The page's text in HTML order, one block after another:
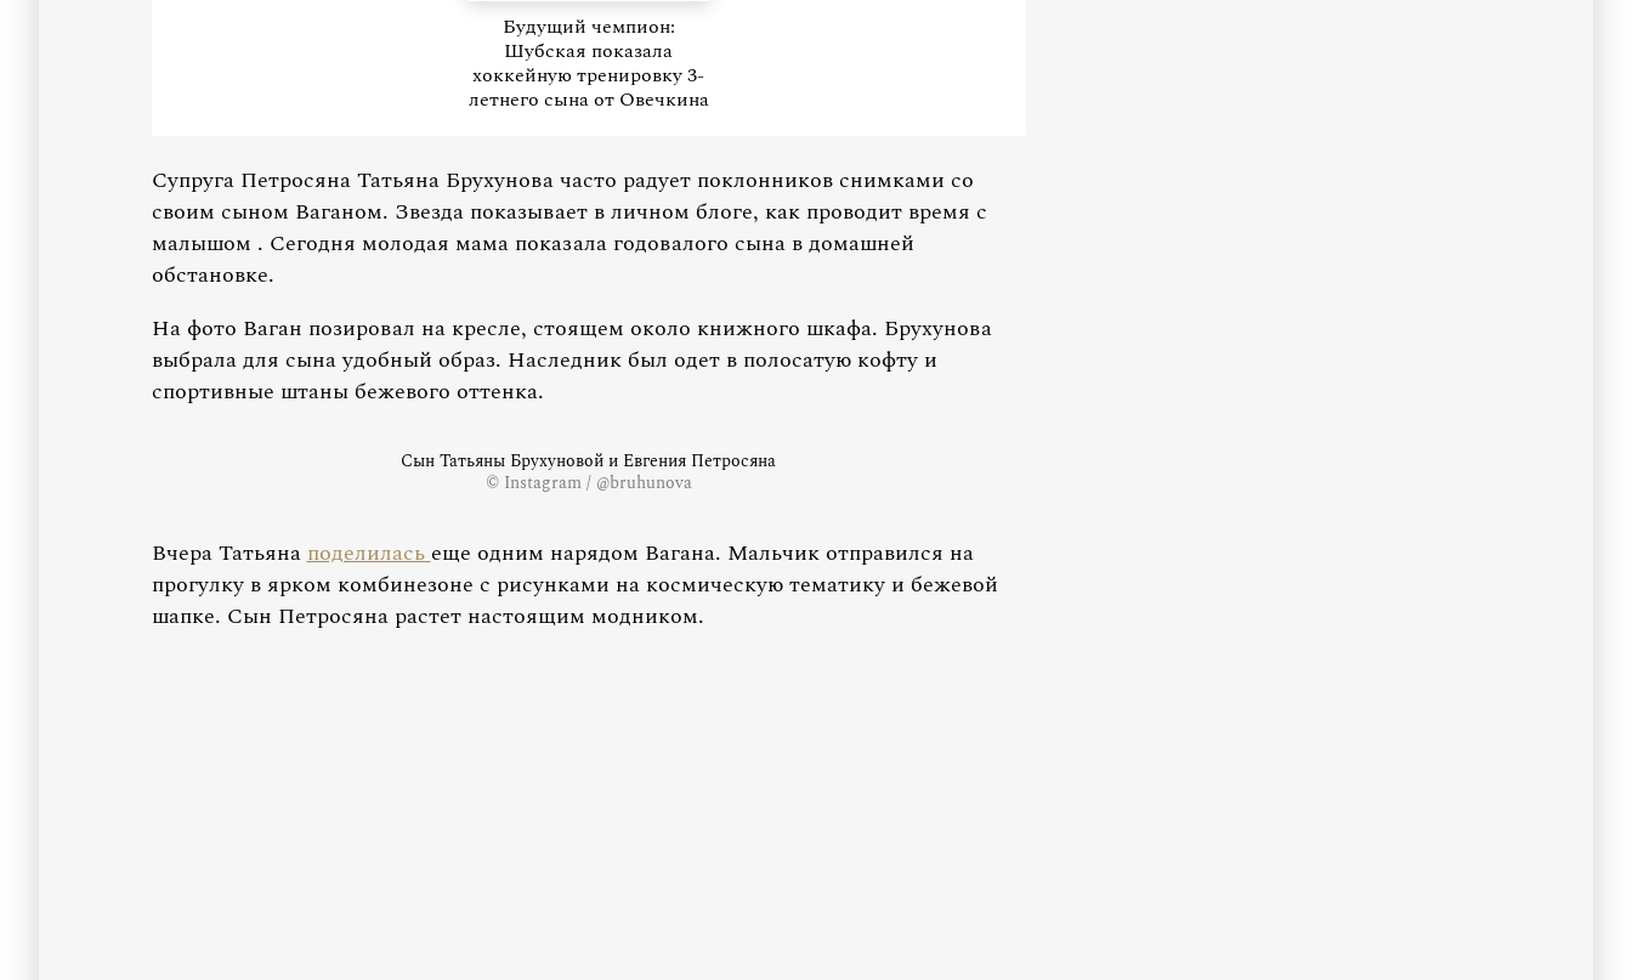
Будущий чемпион:
Шубская показала
хоккейную тренировку 3-
летнего сына от Овечкина
Супруга Петросяна Татьяна Брухунова часто радует поклонников снимками со
своим сыном Ваганом. Звезда показывает в личном блоге, как проводит время с
малышом . Сегодня молодая мама показала годовалого сына в домашней
обстановке.
На фото Ваган позировал на кресле, стоящем около книжного шкафа. Брухунова
выбрала для сына удобный образ. Наследник был одет в полосатую кофту и
спортивные штаны бежевого оттенка.
Сын Татьяны Брухуновой и Евгения Петросяна
© Instagram / @bruhunova
Вчера Татьянаподелиласьеще одним нарядом Вагана. Мальчик отправился на
прогулку в ярком комбинезоне с рисунками на космическую тематику и бежевой
шапке. Сын Петросяна растет настоящим модником.